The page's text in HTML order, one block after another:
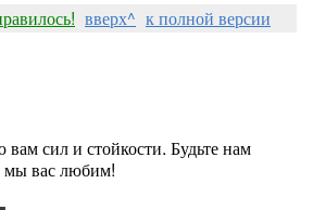
вверх^ к полной версии
сил и стойкости. Будьте нам
вас любим!